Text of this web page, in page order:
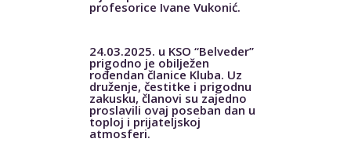
profesorice Ivane Vukonić.
24.03.2025. u KSO “Belveder”
prigodno je obilježen
rođendan članice Kluba. Uz
druženje, čestitke i prigodnu
zakusku, članovi su zajedno
proslavili ovaj poseban dan u
toploj i prijateljskoj
atmosferi.